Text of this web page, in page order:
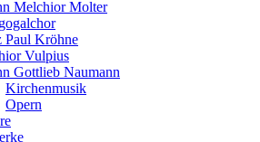
Melchior Molter
Paul Kröhne
Vulpius
Gottlieb Naumann
Kirchenmusik
Opern